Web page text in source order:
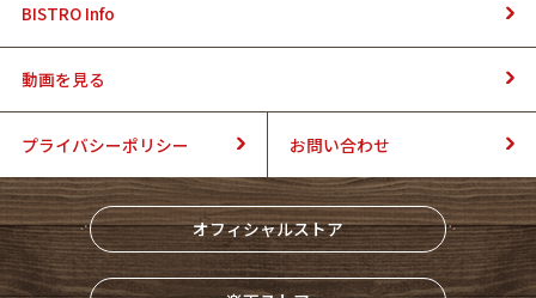
BISTRO Info
動画を見る
プライバシーポリシー お問い合わせ
オフィシャルストア